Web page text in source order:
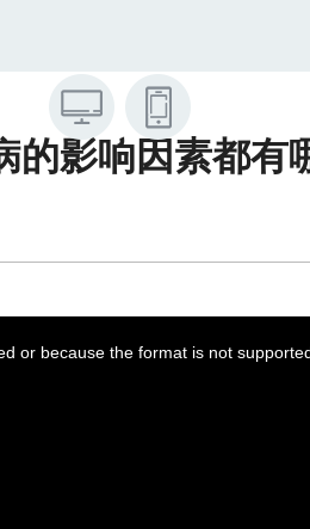
的影响因素都有
or because the format is not